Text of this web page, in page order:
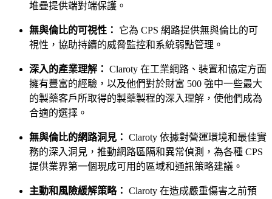
堆疊提供端對端保護。
無與倫比的可視性：
它為 CPS 網路提供無與倫比的可
視性，協助持續的威脅監控和系統弱點管理。
深入的產業理解： Claroty 在工業網路、裝置和協定方面
擁有豐富的經驗，以及他們對於財富 500 強中一些最大
的製藥客戶所取得的製藥製程的深入理解，使他們成為
合適的選擇。
無與倫比的網路洞見： Claroty 依據對營運環境和最佳實
務的深入洞見，推動網路區隔和異常偵測，為各種 CPS
提供業界第一個現成可用的區域和通訊策略建議。
主動和風險緩解策略： Claroty 在造成嚴重傷害之前預